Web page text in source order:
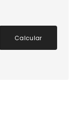
Calcular